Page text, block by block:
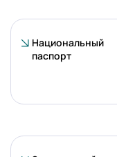
Национальный
паспорт